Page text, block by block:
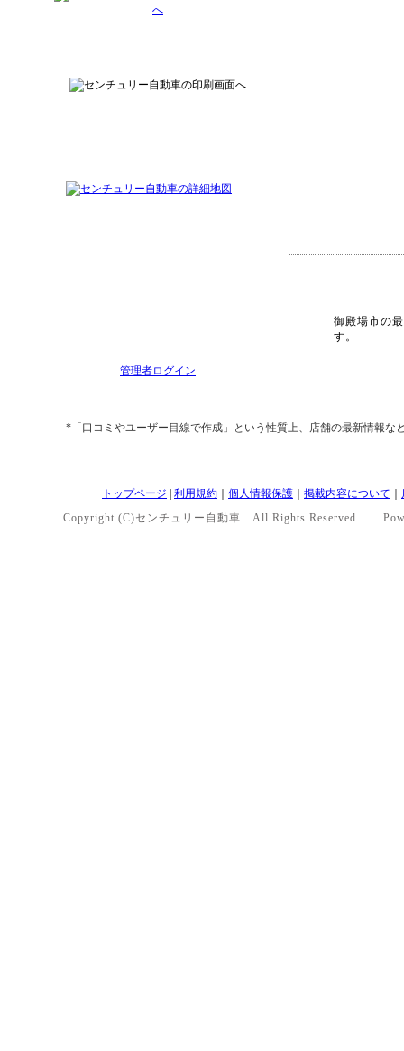
管理者ログイン
御殿場市の
す。
*「口コミやユーザー目線で作成」という性質上、店舗の最新情報
トップページ 利用規約 個人情報保護 掲載内容について
Copyright (C)センチュリー自動車 All Rights Reserved.